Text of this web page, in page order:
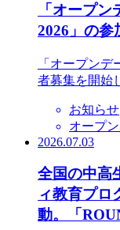
「オープ
2026」の参
「オープン
者募集を開始
お知らせ
オープ
2026.07.03
全国の中高
ィ教育プロ
動。「